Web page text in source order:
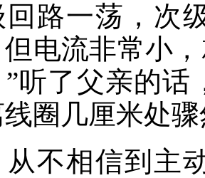
回路一荡，次
但电流非常小
”听了父亲的
圈几厘米处
相信到主动